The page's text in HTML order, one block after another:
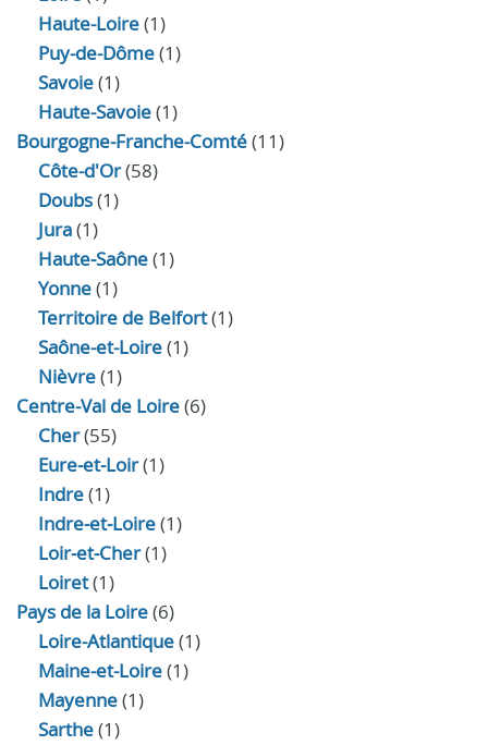
Haute-Loire(1)
Puy-de-Dôme(1)
Savoie(1)
Haute-Savoie(1)
Bourgogne-Franche-Comté(11)
Côte-d'Or(58)
Doubs(1)
Jura(1)
Haute‑Saône(1)
Yonne(1)
Territoire de Belfort(1)
Saône-et-Loire(1)
Nièvre(1)
Centre-Val de Loire(6)
Cher(55)
Eure‑et‑Loir(1)
Indre(1)
Indre‑et‑Loire(1)
Loir‑et‑Cher(1)
Loiret(1)
Pays de la Loire(6)
Loire-Atlantique(1)
Maine-et-Loire(1)
Mayenne(1)
Sarthe(1)